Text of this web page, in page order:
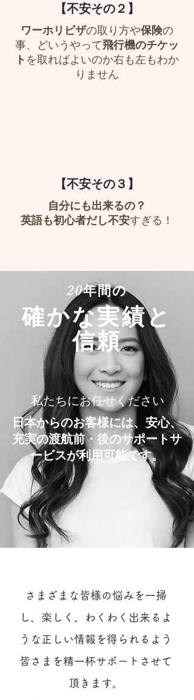
【不安その２】
ワーホリビザの取り方や保険の
事、どいうやって飛行機のチケッ
ト を取ればよいのか右も左もわか
りません
【不安その３】
自分にも出来るの？
英語も初心者だし不安すぎる！
20年間の
確かな実績と
信頼
私たちにお任せください
日本からのお客様には、安心、
充実の渡航前・後のサポートサ
ービスが利用可能です。
さまざまな皆様の悩みを一掃
し、楽しく、わくわく出来るよ
うな正しい情報を得られるよう
皆さまを精一杯サポートさせて
頂きます。